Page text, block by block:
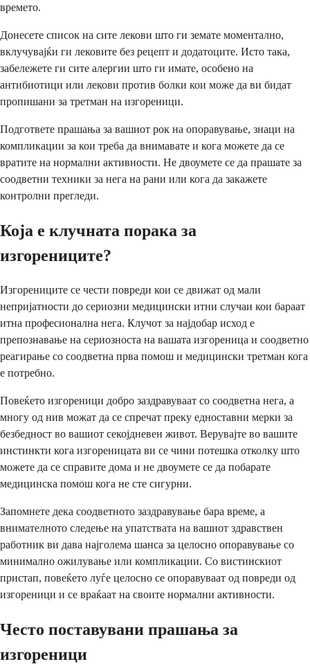
времето.
Донесете список на сите лекови што ги земате моментално,
вклучувајќи ги лековите без рецепт и додатоците. Исто така,
забележете ги сите алергии што ги имате, особено на
антибиотици или лекови против болки кои може да ви бидат
пропишани за третман на изгореници.
Подгответе прашања за вашиот рок на опоравување, знаци на
компликации за кои треба да внимавате и кога можете да се
вратите на нормални активности. Не двоумете се да прашате за
соодветни техники за нега на рани или кога да закажете
контролни прегледи.
Која е клучната порака за
изгорениците?
Изгорениците се чести повреди кои се движат од мали
непријатности до сериозни медицински итни случаи кои бараат
итна професионална нега. Клучот за најдобар исход е
препознавање на сериозноста на вашата изгореница и соодветно
реагирање со соодветна прва помош и медицински третман кога
е потребно.
Повеќето изгореници добро заздравуваат со соодветна нега, а
многу од нив можат да се спречат преку едноставни мерки за
безбедност во вашиот секојдневен живот. Верувајте во вашите
инстинкти кога изгореницата ви се чини потешка отколку што
можете да се справите дома и не двоумете се да побарате
медицинска помош кога не сте сигурни.
Запомнете дека соодветното заздравување бара време, а
внимателното следење на упатствата на вашиот здравствен
работник ви дава најголема шанса за целосно опоравување со
минимално ожилување или компликации. Со вистинскиот
пристап, повеќето луѓе целосно се опоравуваат од повреди од
изгореници и се враќаат на своите нормални активности.
Често поставувани прашања за
изгореници